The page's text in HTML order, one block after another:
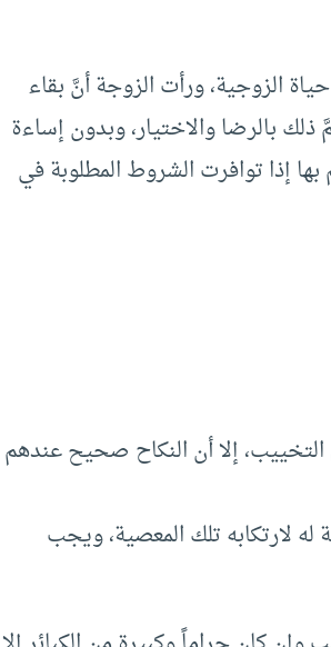
الزوجية، ورأت الزوجة أنَّ بقاء
ذلك بالرضا والاختيار، وبدون إساءة
إذا توافرت الشروط المطلوبة في
إلا أن النكاح صحيح عندهم
لارتكابه تلك المعصية، ويجب